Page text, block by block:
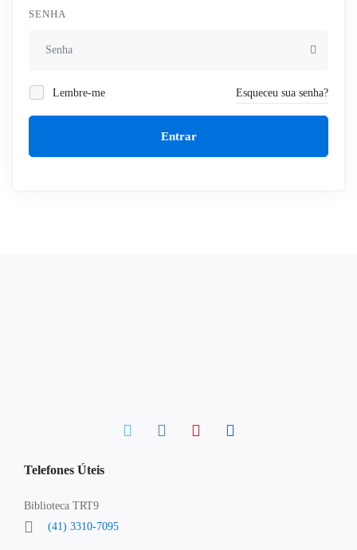
SENHA
Lembre-me Esqueceu sua senha?
Entrar
Telefones Úteis
Biblioteca TRT9
(41) 3310-7095